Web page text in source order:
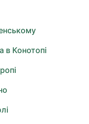
в Конотопі